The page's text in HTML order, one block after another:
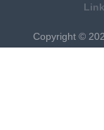
Copyright ©